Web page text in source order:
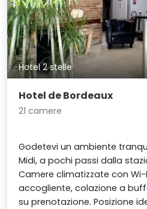
Hotel 2 stelle
Hotel de Bordeaux
21 camere
Godetevi un ambiente
Midi, a pochi passi dalla
Camere climatizzate con
accogliente, colazione a
su prenotazione. Posizione